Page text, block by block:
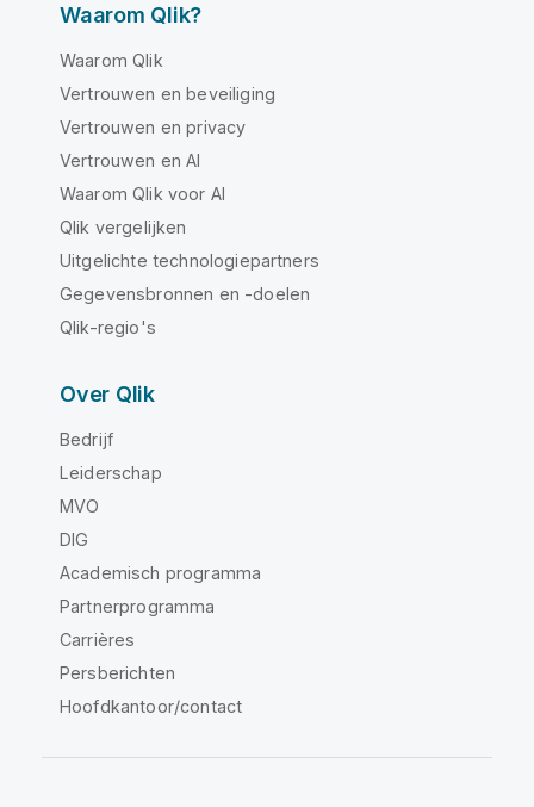
Waarom Qlik?
Waarom Qlik
Vertrouwen en beveiliging
Vertrouwen en privacy
Vertrouwen en AI
Waarom Qlik voor AI
Qlik vergelijken
Uitgelichte technologiepartners
Gegevensbronnen en -doelen
Qlik-regio's
Over Qlik
Bedrijf
Leiderschap
MVO
DIG
Academisch programma
Partnerprogramma
Carrières
Persberichten
Hoofdkantoor/contact